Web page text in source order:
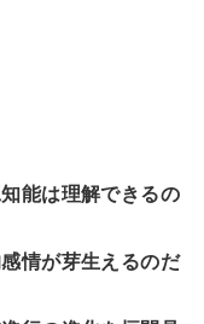
能は理解できるの
情が芽生えるのだ